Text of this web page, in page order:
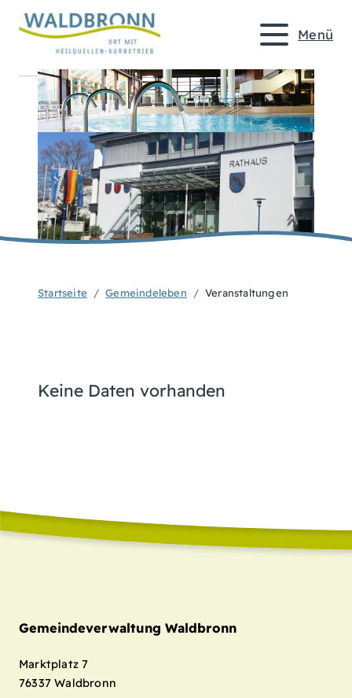
Menü
Startseite Gemeindeleben Veranstaltungen
Keine Daten vorhanden
Gemeindeverwaltung Waldbronn
Marktplatz 7
76337 Waldbronn